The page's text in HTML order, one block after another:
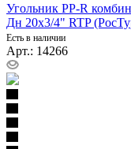
Угольник PP-R
Дн 20х3/4" RTP
Есть в наличии
Арт.: 14266